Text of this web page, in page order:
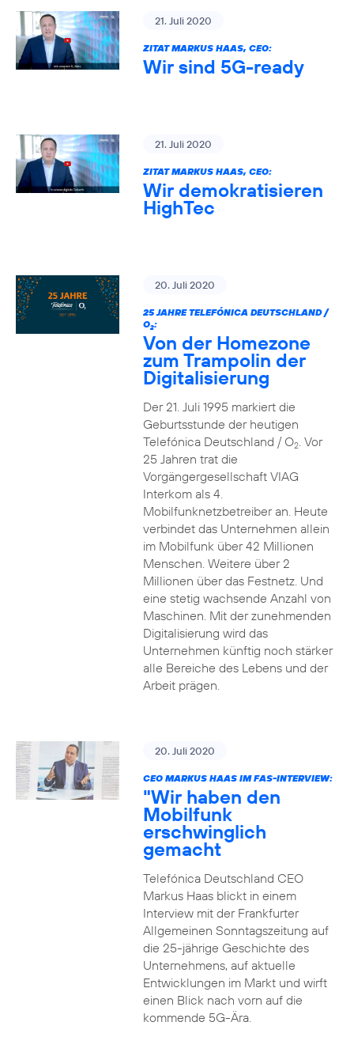
21. Juli 2020
ZITAT MARKUS HAAS, CEO:
Wir sind 5G-ready
21. Juli 2020
ZITAT MARKUS HAAS, CEO:
Wir demokratisieren
HighTec
20. Juli 2020
25 JAHRE TELEFÓNICA DEUTSCHLAND /
O2:
Von der Homezone
zum Trampolin der
Digitalisierung
Der 21. Juli 1995 markiert die
Geburtsstunde der heutigen
Telefónica Deutschland / O2. Vor
25 Jahren trat die
Vorgängergesellschaft VIAG
Interkom als 4.
Mobilfunknetzbetreiber an. Heute
verbindet das Unternehmen allein
im Mobilfunk über 42 Millionen
Menschen. Weitere über 2
Millionen über das Festnetz. Und
eine stetig wachsende Anzahl von
Maschinen. Mit der zunehmenden
Digitalisierung wird das
Unternehmen künftig noch stärker
alle Bereiche des Lebens und der
Arbeit prägen.
20. Juli 2020
CEO MARKUS HAAS IM FAS-INTERVIEW:
"Wir haben den
Mobilfunk
erschwinglich
gemacht
Telefónica Deutschland CEO
Markus Haas blickt in einem
Interview mit der Frankfurter
Allgemeinen Sonntagszeitung auf
die 25-jährige Geschichte des
Unternehmens, auf aktuelle
Entwicklungen im Markt und wirft
einen Blick nach vorn auf die
kommende 5G-Ära.